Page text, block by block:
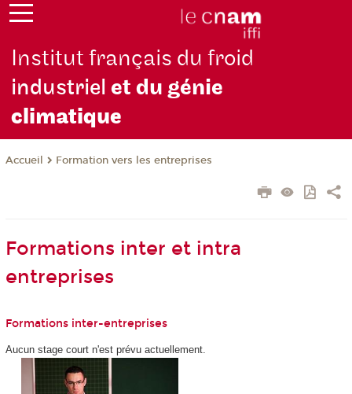
Institut français du froid
industrielet du génie
climatique
Accueil Formation vers les entreprises
Formations inter et intra
entreprises
Formations inter-entreprises
Aucun stage court n'est prévu actuellement.